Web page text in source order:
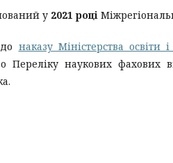
у 2021 році
наказу Міністерства
Переліку наукових фахових